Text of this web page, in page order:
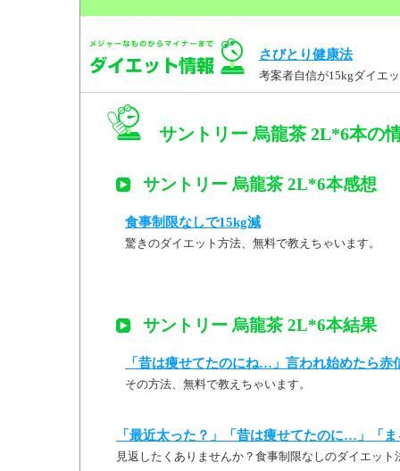
さびとり健康法
考案者自信が15kgダイエ
サントリー 烏龍茶 2L*6本の
サントリー 烏龍茶 2L*6本感想
食事制限なしで15kg減
驚きのダイエット方法、無料で教えちゃいます。
サントリー 烏龍茶 2L*6本結果
「昔は痩せてたのにね…」言われ始めたら
その方法、無料で教えちゃいます。
「最近太った？」「昔は痩せてたのに…」「
見返したくありませんか？食事制限なしのダイエッ